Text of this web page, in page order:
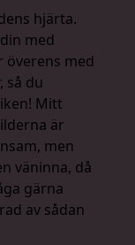
hjärta.
med
överens med
så du
Mitt
är
men
väninna, då
gärna
av sådan